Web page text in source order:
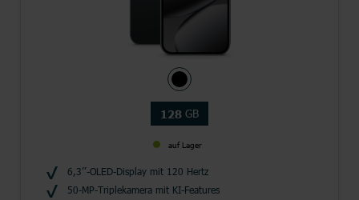
128 GB
auf Lager
6,3’’-OLED-Display mit 120 Hertz
50-MP-Triplekamera mit KI-Features